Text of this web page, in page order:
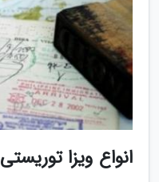
انواع ویزا توریستی